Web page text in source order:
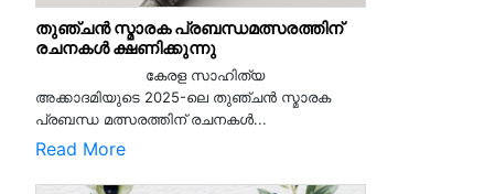
തുഞ്ചൻ സ്മാരക പ്രബന്ധമത്സരത്തിന്
രചനകൾ ക്ഷണിക്കുന്നു
കേരള സാഹിത്യ
അക്കാദമിയുടെ 2025-ലെ തുഞ്ചൻ സ്മാരക
പ്രബന്ധ മത്സരത്തിന് രചനകൾ...
Read More